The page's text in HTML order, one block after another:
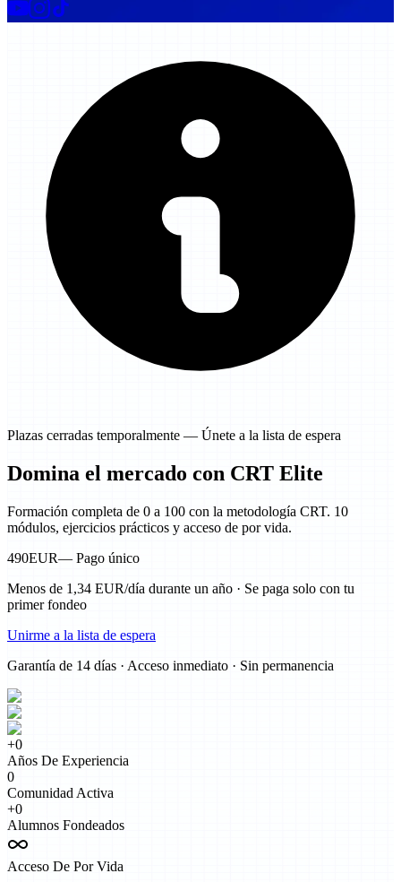
Plazas cerradas temporalmente — Únete a la lista de espera
Domina el mercado con CRT Elite
Formación completa de 0 a 100 con la metodología CRT. 10
módulos, ejercicios prácticos y acceso de por vida.
490EUR— Pago único
Menos de 1,34 EUR/día durante un año · Se paga solo con tu
primer fondeo
Unirme a la lista de espera
Garantía de 14 días · Acceso inmediato · Sin permanencia
+0
Años De Experiencia
0
Comunidad Activa
+0
Alumnos Fondeados
Acceso De Por Vida